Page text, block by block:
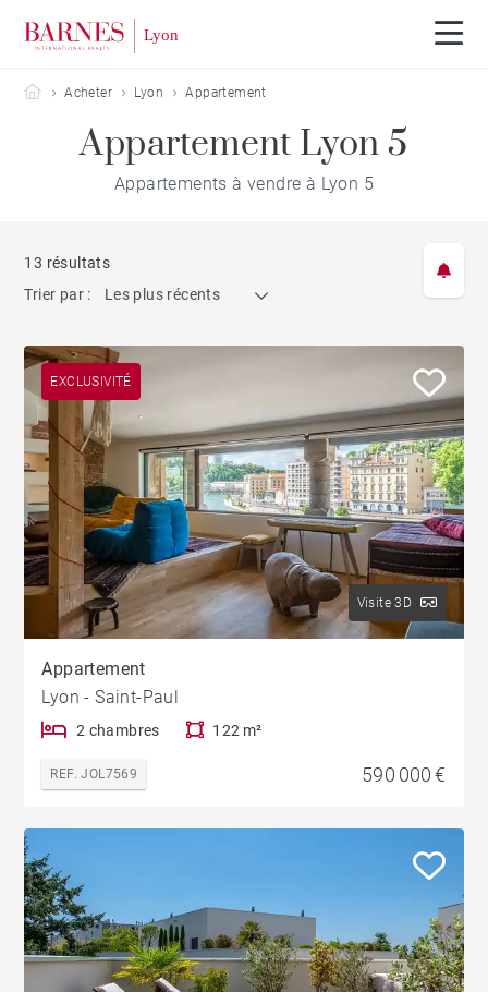
Barnes Lyon
Acheter Lyon Appartement
Appartement Lyon 5
Appartements à vendre à Lyon 5
13 résultats
Trier par :
Les plus récents
EXCLUSIVITÉ
Visite 3D
Appartement
Lyon - Saint-Paul
2 chambres 122 m²
REF. JOL7569 590 000 €